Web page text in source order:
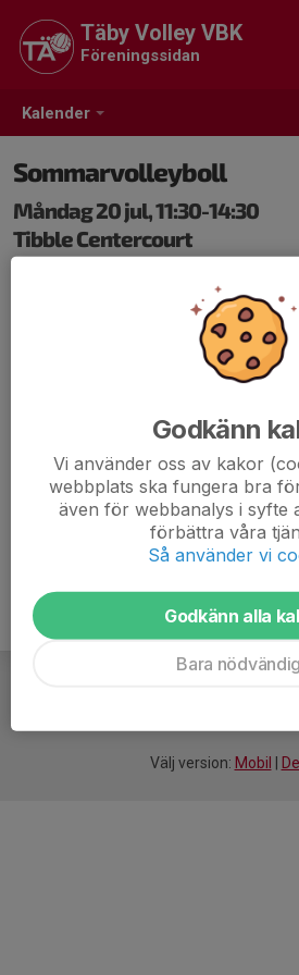
Kalender
Täby Volley VBK
Föreningssidan
Sommarvolleyboll
Måndag 20 jul, 11:30-14:30
Tibble Centercourt
Sommarvolleyboll inomhus! Vi
under fem veckor i juli. Ta med
volleyboll eller som redan spelar.
klubbar betalar 50 kronor. Gäster
kostar det 50 kronor per tillfälle.
Välj version: Mobil
Godkänn
Vi använder oss av kakor
webbplats ska fungera bra
även för webbanalys i syfte
förbättra våra
Så använder vi
Godkänn alla
Bara